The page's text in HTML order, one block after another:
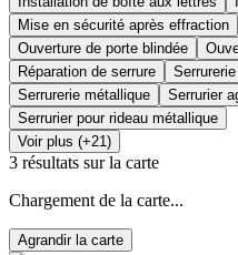
Mise en sécurité après effraction
Ouverture de porte blindée
Réparation de serrure
Serrurerie métallique
Serrurier
Serrurier pour rideau métallique
Voir plus (+21)
3 résultats sur la carte
Chargement de la carte...
Agrandir la carte